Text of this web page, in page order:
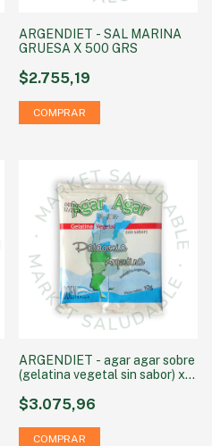
ARGENDIET - SAL MARINA
GRUESA X 500 GRS
$2.755,19
ARGENDIET - agar agar sobre
(gelatina vegetal sin sabor) x
$3.075,96